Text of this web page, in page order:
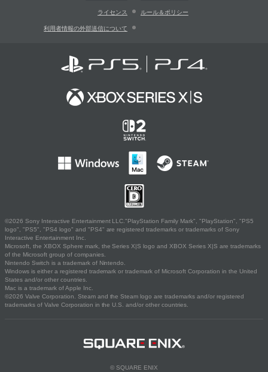
ライセンス ルール＆ポリシー
利用者情報の外部送信について
©2026 Sony Interactive Entertainment LLC."PlayStation Family Mark", "PlayStation", "PS5
logo", "PS5", "PS4 logo" and "PS4" are registered trademarks or trademarks of Sony
Interactive Entertainment Inc.
Microsoft, the XBOX Sphere mark, the Series X|S logo and XBOX Series X|S are trademarks
of the Microsoft group of companies.
Nintendo Switch is a trademark of Nintendo.
Windows is either a registered trademark or trademark of Microsoft Corporation in the United
States and/or other countries.
Mac is a trademark of Apple Inc.
©2026 Valve Corporation. Steam and the Steam logo are trademarks and/or registered
trademarks of Valve Corporation in the U.S. and/or other countries.
© SQUARE ENIX